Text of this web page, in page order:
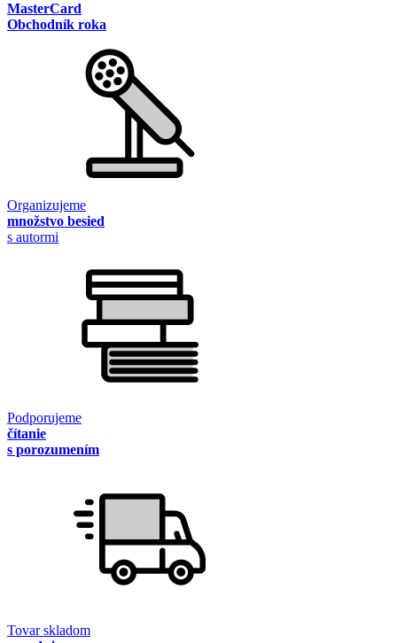
MasterCard
Obchodník roka
Organizujeme
množstvo besied
s autormi
Podporujeme
čítanie
s porozumením
Tovar skladom